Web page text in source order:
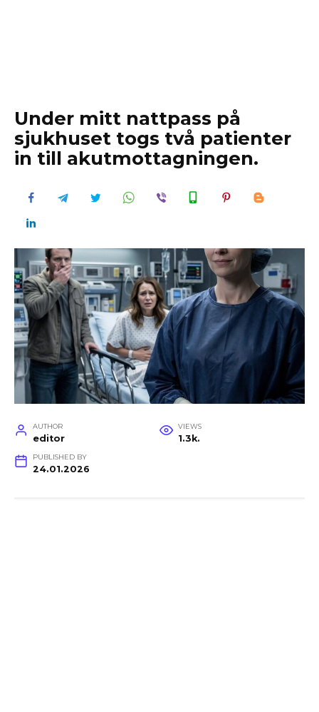
Under mitt nattpass på
sjukhuset togs två patienter
in till akutmottagningen.
AUTHOR
editor
VIEWS
1.3k.
PUBLISHED BY
24.01.2026